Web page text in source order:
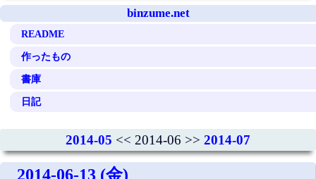
binzume.net
README
作ったもの
書庫
日記
2014-05 << 2014-06 >> 2014-07
2014-06-13 (金)